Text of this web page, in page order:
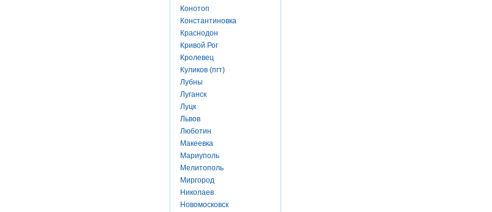
Конотоп
Константиновка
Краснодон
Кривой Рог
Кролевец
Куликов (пгт)
Лубны
Луганск
Луцк
Львов
Люботин
Макеевка
Мариуполь
Мелитополь
Миргород
Николаев
Новомосковск